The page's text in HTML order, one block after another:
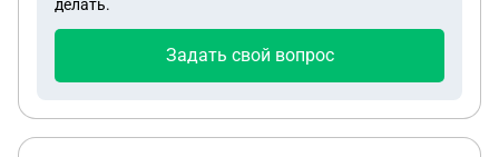
делать.
Задать свой вопрос